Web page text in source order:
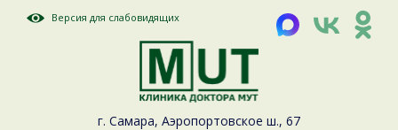
Версия для слабовидящих
г. Самара, Аэропортовское ш., 67